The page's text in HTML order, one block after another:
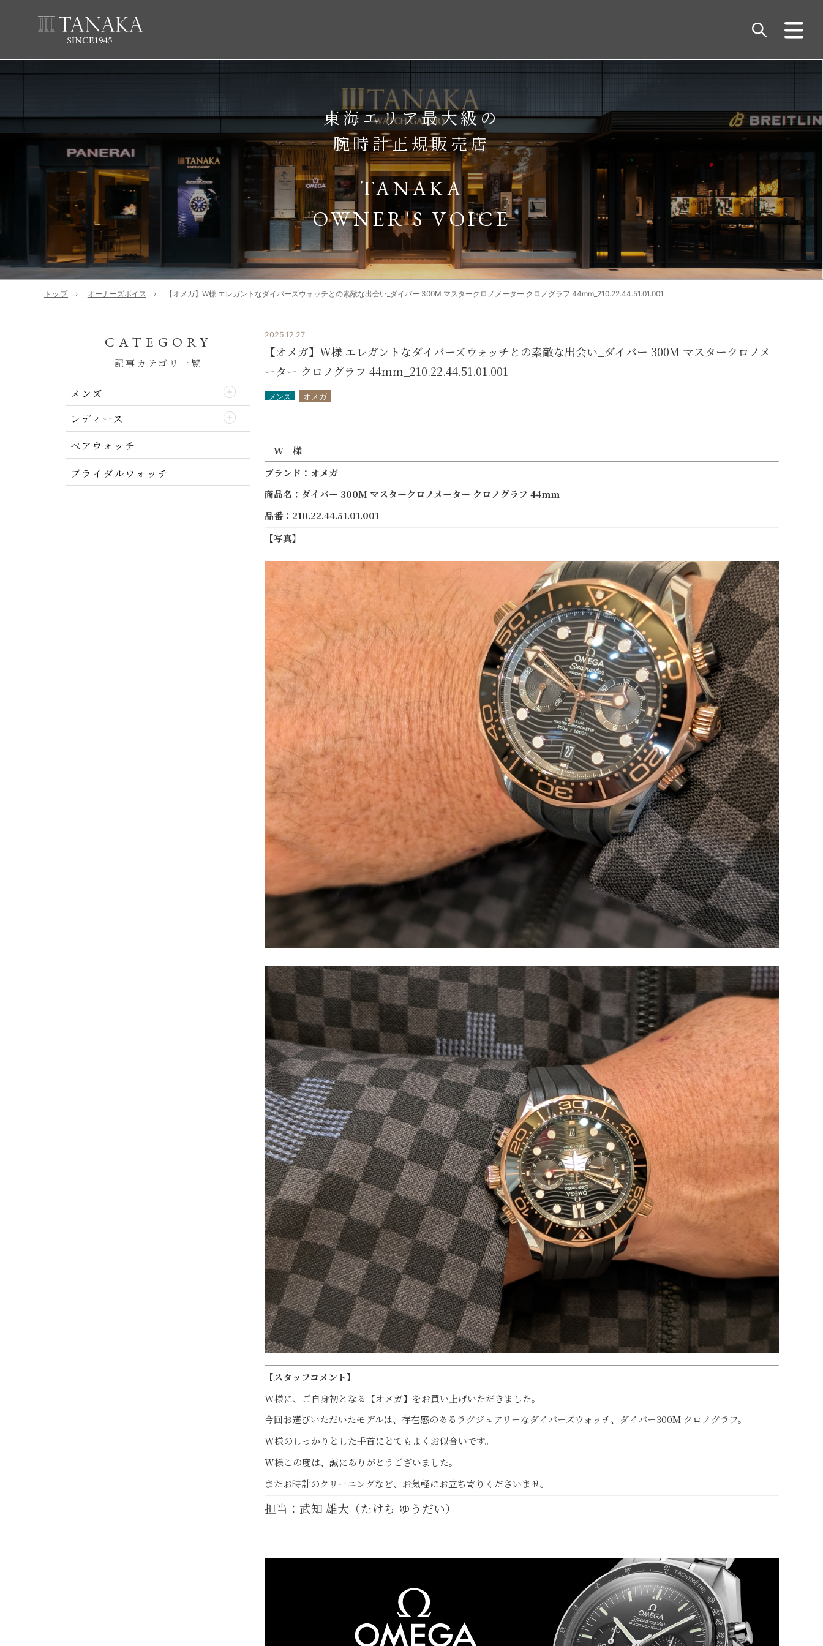
東海エリア最大級の
腕時計正規販売店
TANAKA
OWNER'S VOICE
トップ オーナーズボイス 【オメガ】W様 エレガントなダイバーズウォッチとの素敵な出会い_ダイバー 300M マスタークロノメーター クロノグラフ 44mm_210.22.44.51.01.001
2025.12.27
【オメガ】W様 エレガントなダイバーズウォッチとの素敵な出会い_ダイバー 300M マスタークロノメ
ーター クロノグラフ 44mm_210.22.44.51.01.001
メンズ オメガ
W 様
ブランド：オメガ
商品名：ダイバー 300M マスタークロノメーター クロノグラフ 44mm
品番：210.22.44.51.01.001
【写真】
【スタッフコメント】
W様に、ご自身初となる【オメガ】をお買い上げいただきました。
今回お選びいただいたモデルは、存在感のあるラグジュアリーなダイバーズウォッチ、ダイバー300M クロノグラフ。
W様のしっかりとした手首にとてもよくお似合いです。
W様この度は、誠にありがとうございました。
またお時計のクリーニングなど、お気軽にお立ち寄りくださいませ。
担当：武知 雄大（たけち ゆうだい）
CATEGORY
記事カテゴリ一覧
メンズ
レディース
ペアウォッチ
ブライダルウォッチ